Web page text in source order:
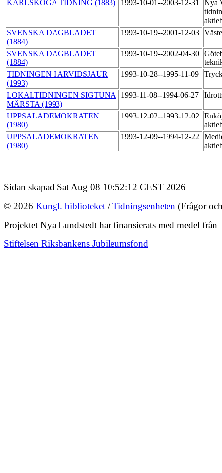
KARLSKOGA TIDNING (1883) 1993-10-01--2003-12-31
Nya
SVENSKA DAGBLADET
(1884)
1993-10-19--2001-12-03
SVENSKA DAGBLADET
(1884)
1993-10-19--2002-04-30
TIDNINGEN I ARVIDSJAUR
(1993)
1993-10-28--1995-11-09
LOKALTIDNINGEN SIGTUNA
MÄRSTA (1993)
1993-11-08--1994-06-27
UPPSALADEMOKRATEN
(1980)
1993-12-02--1993-12-02
UPPSALADEMOKRATEN
(1980)
1993-12-09--1994-12-22
Sidan skapad Sat Aug 08 10:52:12 CEST 2026
© 2026 Kungl. biblioteket /Tidningsenheten (Frågor
Projektet Nya Lundstedt har finansierats med medel från
Stiftelsen Riksbankens Jubileumsfond